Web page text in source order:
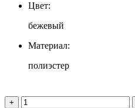
Цвет:
бежевый
Материал:
полиэстер
+